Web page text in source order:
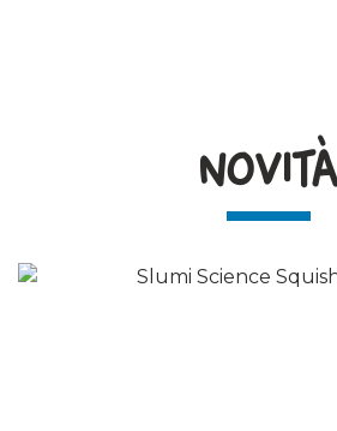
NOVITÀ